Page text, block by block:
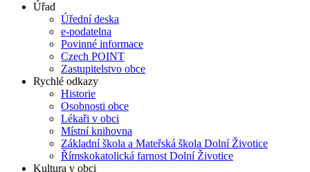
Úřad
Úřední deska
e-podatelna
Povinné informace
Czech POINT
Zastupitelstvo obce
Rychlé odkazy
Historie
Osobnosti obce
Lékaři v obci
Místní knihovna
Základní škola a Mateřská škola Dolní Životice
Římskokatolická farnost Dolní Životice
Kultura v obci